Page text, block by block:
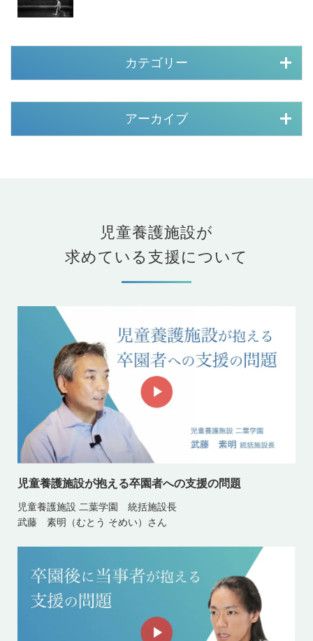
カテゴリー
アーカイブ
児童養護施設が
求めている支援について
児童養護施設が抱える卒園者への支援の問題
児童養護施設 二葉学園 統括施設長
武藤 素明（むとう そめい）さん